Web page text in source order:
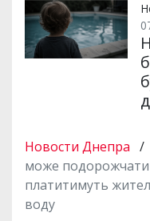
Новости Днепра /
може подорожчати
платитимуть
воду